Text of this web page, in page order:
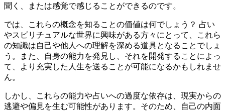
聞く、または感覚で感じることができるのです。
では、これらの概念を知ることの価値は何でしょう？ 占い
やスピリチュアルな世界に興味がある方々にとって、これら
の知識は自己や他人への理解を深める道具となることでしょ
う。また、自身の能力を発見し、それを開発することによっ
て、より充実した人生を送ることが可能になるかもしれませ
ん。
しかし、これらの能力や占いへの過度な依存は、現実からの
逃避や偏見を生む可能性があります。そのため、自己の内面